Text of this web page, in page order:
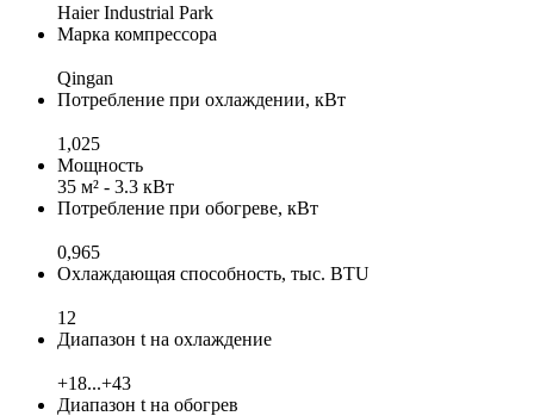
Haier Industrial Park
Марка компрессора
Qingan
Потребление при охлаждении, кВт
1,025
Мощность
35 м² - 3.3 кВт
Потребление при обогреве, кВт
0,965
Охлаждающая способность, тыс. BTU
12
Диапазон t на охлаждение
+18...+43
Диапазон t на обогрев